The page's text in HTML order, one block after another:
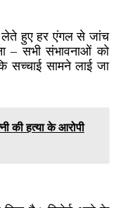
लेते हुए हर एंगल से जांच
– सभी संभावनाओं को
सच्चाई सामने लाई जा
की हत्या के आरोपी